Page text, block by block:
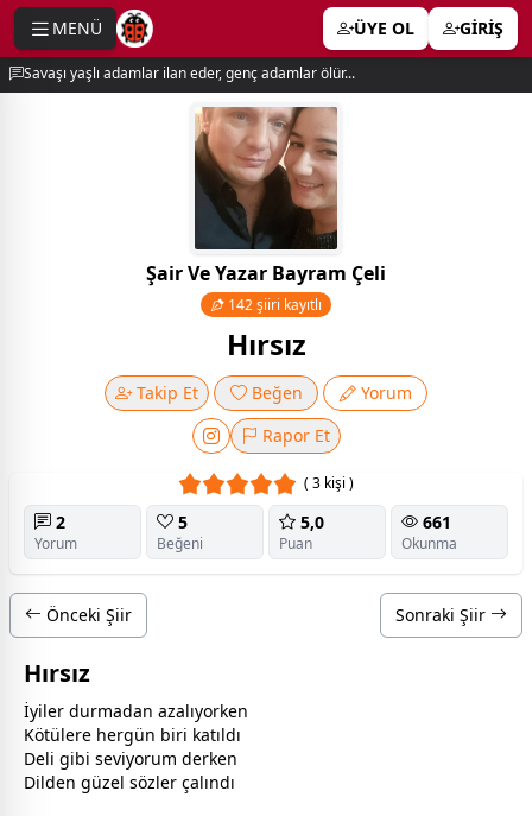
MENÜ ÜYE OL GİRİŞ
Savaşı yaşlı adamlar ilan eder, genç adamlar ölür...
Şair Ve Yazar Bayram Çeli
142 şiiri kayıtlı
Hırsız
Takip Et Beğen
Yorum
Rapor Et
( 3 kişi )
2
Yorum
5
Beğeni
5,0
Puan
661
Okunma
Önceki Şiir Sonraki Şiir
Hırsız
İyiler durmadan azalıyorken
Kötülere hergün biri katıldı
Deli gibi seviyorum derken
Dilden güzel sözler çalındı
menu